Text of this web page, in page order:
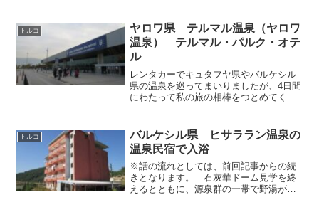
ではないかと思われます（もし誤ってい
たらゴメンナ...
トルコ
ヤロワ県 テルマル温泉（ヤロワ
温泉） テルマル・パルク・オテ
ル
レンタカーでキュタフヤ県やバルケシル
県の温泉を巡ってまいりましたが、4日間
にわたって私の旅の相棒をつとめてくれ
ターミナルへ行って、バスでこの日の宿
泊予定地であるヤロワへ...
トルコ
バルケシル県 ヒサララン温泉の
温泉民宿で入浴
※話の流れとしては、前回記事からの続
きとなります。 石灰華ドーム見学を終
えるとともに、源泉群の一帯で野湯が不